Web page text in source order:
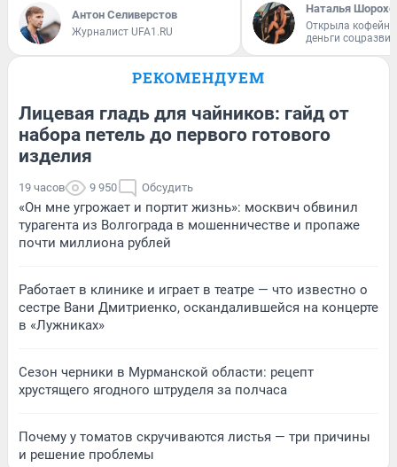
Антон Селиверстов
Журналист UFA1.RU
Наталья
Открыла
деньги
РЕКОМЕНДУЕМ
Лицевая гладь для чайников: гайд от
набора петель до первого готового
изделия
19 часов 9 950 Обсудить
«Он мне угрожает и портит жизнь»: москвич обвинил
турагента из Волгограда в мошенничестве и пропаже
почти миллиона рублей
Работает в клинике и играет в театре — что известно о
сестре Вани Дмитриенко, оскандалившейся на концерте
в «Лужниках»
Сезон черники в Мурманской области: рецепт
хрустящего ягодного штруделя за полчаса
Почему у томатов скручиваются листья — три причины
и решение проблемы